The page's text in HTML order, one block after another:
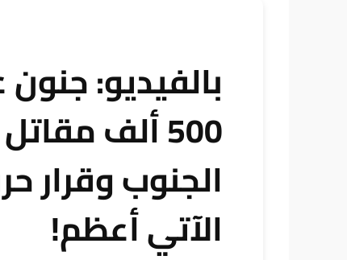
بالفيديو:
500 ألف
الجنوب وقرار
الآتي أعظم!